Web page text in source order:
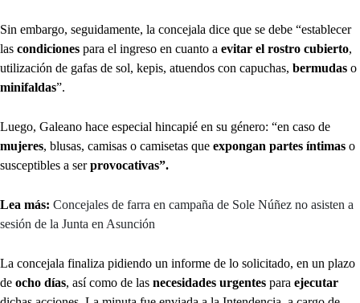
Sin embargo, seguidamente, la concejala dice que se debe “establecer
las condiciones para el ingreso en cuanto a evitar el rostro cubierto,
utilización de gafas de sol, kepis, atuendos con capuchas, bermudas o
minifaldas”.
Luego, Galeano hace especial hincapié en su género: “en caso de
mujeres, blusas, camisas o camisetas que expongan partes íntimas o
susceptibles a serprovocativas”.
Lea más: Concejales de farra en campaña de Sole Núñez no asisten a
sesión de la Junta en Asunción
La concejala finaliza pidiendo un informe de lo solicitado, en un plazo
de ocho días, así como de las necesidades urgentes para ejecutar